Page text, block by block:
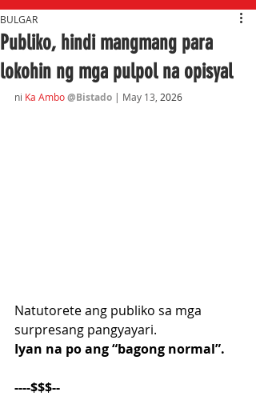
Publiko, hindi mangmang para
lokohin ng mga pulpol na opisyal
BULGAR
ni Ka Ambo@Bistado | May 13 2026
Natutorete ang publiko sa mga
surpresang pangyayari.
Iyan na po ang “bagong normal”.
----$$$--